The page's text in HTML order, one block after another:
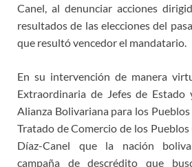
Canel, al denunciar acciones
resultados de las elecciones del
que resultó vencedor el mandatario.
En su intervención de manera
Extraordinaria de Jefes de
Alianza Bolivariana para los
Tratado de Comercio de los
Díaz-Canel que la nación
campaña de descrédito que